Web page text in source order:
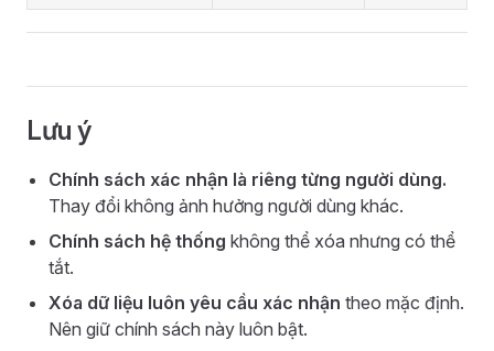
Lưu ý
Chính sách xác nhận là riêng từng người dùng.
Thay đổi không ảnh hưởng người dùng khác.
Chính sách hệ thống không thể xóa nhưng có thể
tắt.
Xóa dữ liệu luôn yêu cầu xác nhận theo mặc định.
Nên giữ chính sách này luôn bật.